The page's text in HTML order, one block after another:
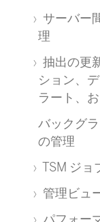
サーバー
理
抽出の更
ション、
ラート、
バックグ
の管理
TSM ジョ
管理ビュ
パフォー